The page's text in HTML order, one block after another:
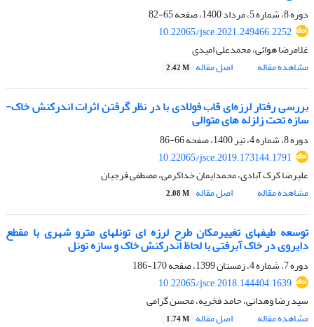
دوره 8، شماره 5، مرداد 1400، صفحه
65-82
10.22065/jsce.2021.249466.2252
غلامرضا هوائی، محمدعلی امیدی
مشاهده مقاله
اصل مقاله 2.42 M
بررسی رفتار لرزه‌ای قاب فولادی با در نظر گرفتن اثرات اندرکنش خاک-
سازه تحت زلزله های متوالی
دوره 8، شماره 4، تیر 1400، صفحه
66-86
10.22065/jsce.2019.173144.1791
علیرضا کرک آبادی، محمدایمان خداکرمی، مصطفی فرجیان
مشاهده مقاله
اصل مقاله 2.08 M
توسعه طیفهای تغییرمکان طرح لرزه ای تونلهای مترو شهری با مقطع
دایروی در خاک آبرفتی با لحاظ اندرکنش خاک و سازه تونل
دوره 7، شماره 4، زمستان 1399، صفحه
170-186
10.22065/jsce.2018.144404.1639
سید رضا وهدانی، حامد فخریه، محسن گرامی
مشاهده مقاله
اصل مقاله 1.74 M